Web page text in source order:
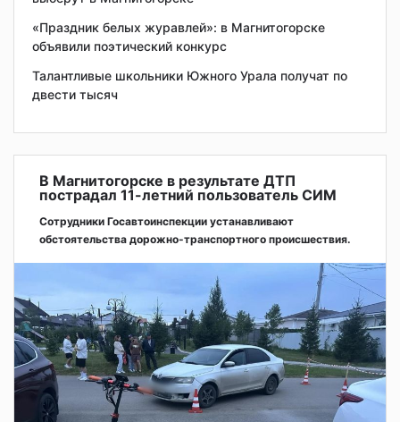
«Праздник белых журавлей»: в Магнитогорске
объявили поэтический конкурс
Талантливые школьники Южного Урала получат по
двести тысяч
В Магнитогорске в результате ДТП
пострадал 11-летний пользователь СИМ
Сотрудники Госавтоинспекции устанавливают
обстоятельства дорожно-транспортного происшествия.